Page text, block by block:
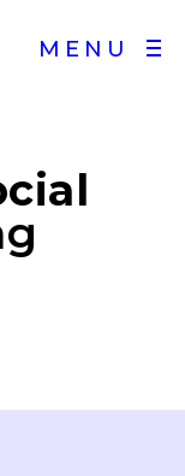
MENU